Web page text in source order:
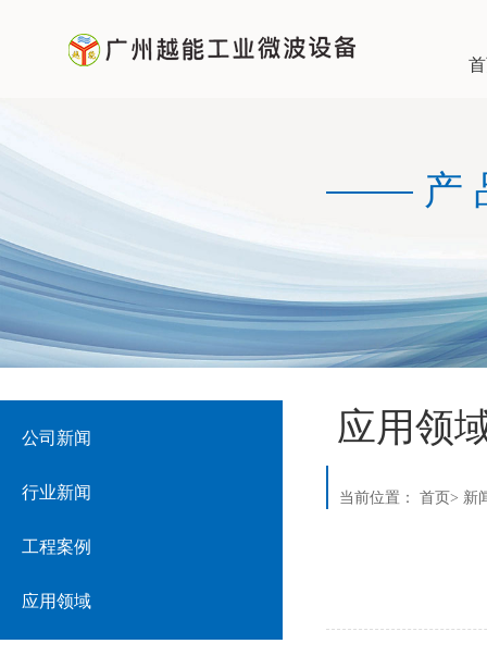
产
公司新闻
行业新闻
工程案例
应用领域
应用领
当前位置： 首页> 新